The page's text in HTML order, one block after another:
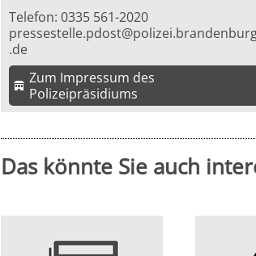
Telefon: 0335 561-2020
.de
Zum Impressum des
Polizeipräsidiums
Das könnte Sie auch